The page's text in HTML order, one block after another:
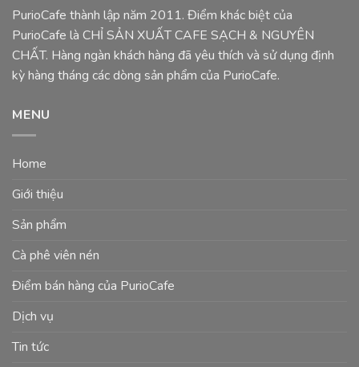
PurioCafe thành lập năm 2011. Điểm khác biệt của
PurioCafe là CHỈ SẢN XUẤT CAFE SẠCH & NGUYÊN
CHẤT. Hàng ngàn khách hàng đã yêu thích và sử dụng định
kỳ hàng tháng các dòng sản phẩm của PurioCafe.
MENU
Home
Giới thiệu
Sản phẩm
Cà phê viên nén
Điểm bán hàng của PurioCafe
Dịch vụ
Tin tức